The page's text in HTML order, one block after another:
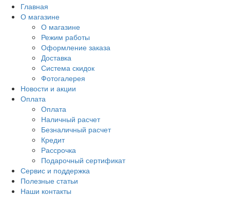
Главная
О магазине
О магазине
Режим работы
Оформление заказа
Доставка
Система скидок
Фотогалерея
Новости и акции
Оплата
Оплата
Наличный расчет
Безналичный расчет
Кредит
Рассрочка
Подарочный сертификат
Сервис и поддержка
Полезные статьи
Наши контакты